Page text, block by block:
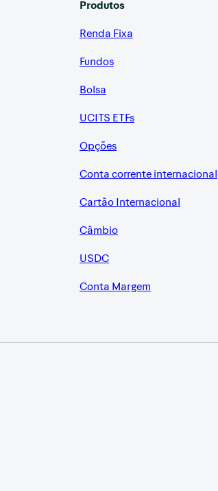
Produtos
Renda Fixa
Fundos
Bolsa
UCITS ETFs
Opções
Conta corrente internacional
Cartão Internacional
Câmbio
USDC
Conta Margem